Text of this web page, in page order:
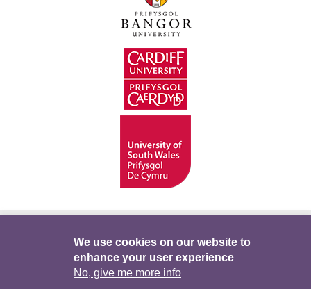
Telerau ac Amodau
We use cookies on our website to
enhance your user experience
No, give me more info